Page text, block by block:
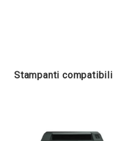
Stampanti compatibili